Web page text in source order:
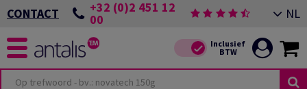
CONTACT +32 (0)2 451 12
00 NL